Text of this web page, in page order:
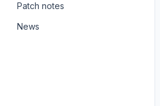
Patch notes
News